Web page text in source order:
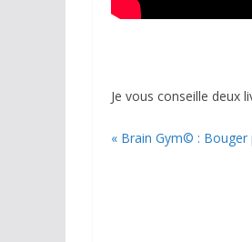
Je vous conseille deux
« Brain Gym© : Bouger